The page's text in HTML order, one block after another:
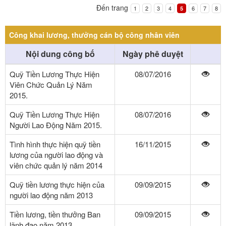
Đến trang 1 2 3 4 5 6 7 8
Công khai lương, thưởng cán bộ công nhân viên
Nội dung công bố Ngày phê duyệt
Quỹ Tiền Lương Thực Hiện
Viên Chức Quản Lý Năm
2015.
08/07/2016
Quỹ Tiền Lương Thực Hiện
Người Lao Động Năm 2015.
08/07/2016
Tình hình thực hiện quỹ tiền
lương của người lao động và
viên chức quản lý năm 2014
16/11/2015
Quỹ tiền lương thực hiện của
người lao động năm 2013
09/09/2015
Tiền lương, tiền thưởng Ban
09/09/2015